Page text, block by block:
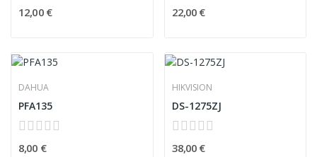
12,00 € 22,00 €
DAHUA
PFA135
8,00 €
HIKVISION
DS-1275ZJ
38,00 €